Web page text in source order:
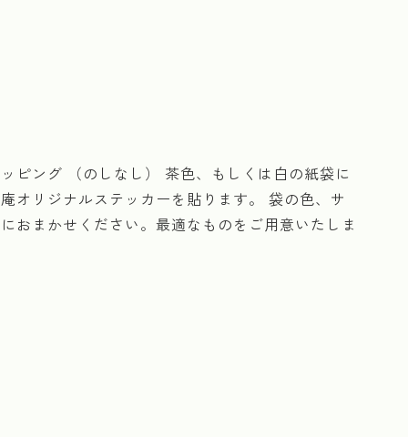
ピング （のしなし） 茶色、もしくは白の紙袋に
オリジナルステッカーを貼ります。 袋の色、サ
おまかせください。最適なものをご用意いたしま